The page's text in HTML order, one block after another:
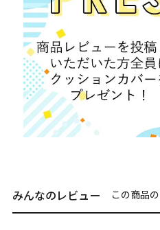
みんなのレビュー この商品